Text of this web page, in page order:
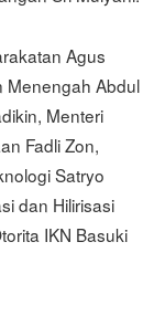
Agus
Menengah Abdul
Menteri
Fadli Zon,
Satryo
dan Hilirisasi
IKN Basuki